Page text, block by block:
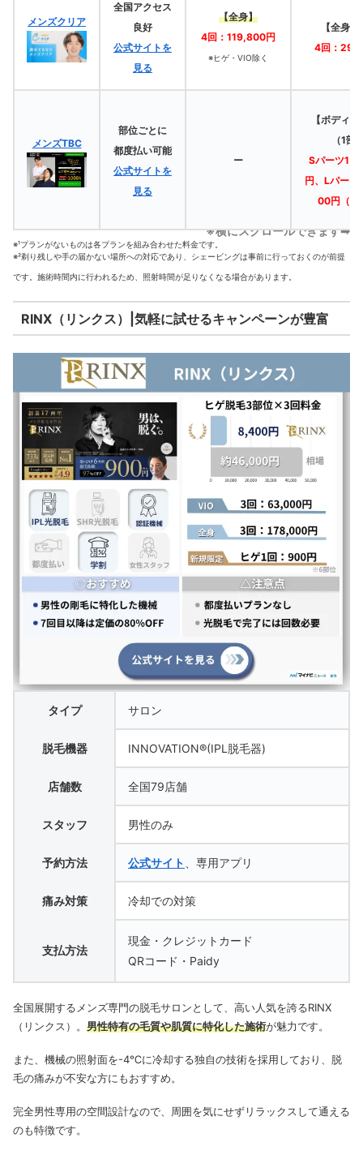
メンズクリア
全国アクセス
良好
公式サイトを
見る
【全身】
4回：119,800円
※ヒゲ・VIO除く
【全身
4回：
メンズTBC
部位ごとに
都度払い可能
公式サイトを
見る
ー
【ボディS
（1部
Sパーツ1
円、Lパーツ
00円（光
※横にスクロールできます➡
※¹プランがないものは各プランを組み合わせた料金です。
※²剃り残しや手の届かない場所への対応であり、シェービングは事前に行っておくのが前提
です。施術時間内に行われるため、照射時間が足りなくなる場合があります。
RINX（リンクス）|気軽に試せるキャンペーンが豊富
タイプ サロン
脱毛機器 INNOVATION®(IPL脱毛器)
店舗数 全国79店舗
スタッフ 男性のみ
予約方法 公式サイト 、専用アプリ
痛み対策 冷却での対策
支払方法
現金・クレジットカード
QRコード・Paidy
全国展開するメンズ専門の脱毛サロンとして、高い人気を誇るRINX
（リンクス）。 男性特有の毛質や肌質に特化した施術が魅力です。
また、機械の照射面を-4℃に冷却する独自の技術を採用しており、脱
毛の痛みが不安な方にもおすすめ。
完全男性専用の空間設計なので、周囲を気にせずリラックスして通える
のも特徴です。